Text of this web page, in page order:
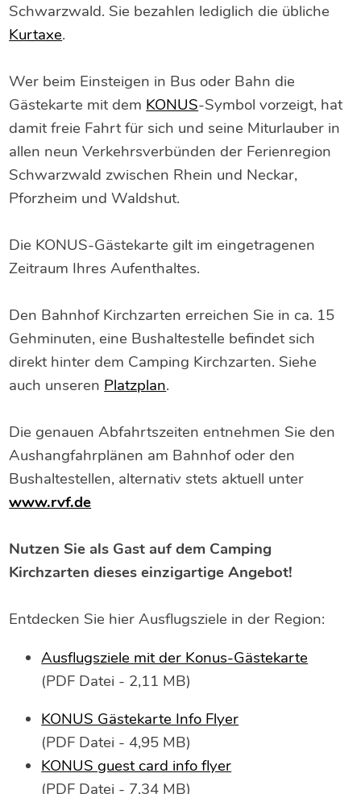
Schwarzwald. Sie bezahlen lediglich die übliche
Kurtaxe.
Wer beim Einsteigen in Bus oder Bahn die
Gästekarte mit dem KONUS-Symbol vorzeigt, hat
damit freie Fahrt für sich und seine Miturlauber in
allen neun Verkehrsverbünden der Ferienregion
Schwarzwald zwischen Rhein und Neckar,
Pforzheim und Waldshut.
Die KONUS-Gästekarte gilt im eingetragenen
Zeitraum Ihres Aufenthaltes.
Den Bahnhof Kirchzarten erreichen Sie in ca. 15
Gehminuten, eine Bushaltestelle befindet sich
direkt hinter dem Camping Kirchzarten. Siehe
auch unseren Platzplan.
Die genauen Abfahrtszeiten entnehmen Sie den
Aushangfahrplänen am Bahnhof oder den
Bushaltestellen, alternativ stets aktuell unter
www.rvf.de
Nutzen Sie als Gast auf dem Camping
Kirchzarten dieses einzigartige Angebot!
Entdecken Sie hier Ausflugsziele in der Region:
Ausflugsziele mit der Konus-Gästekarte
(PDF Datei - 2,11 MB)
KONUS Gästekarte Info Flyer
(PDF Datei - 4,95 MB)
KONUS guest card info flyer
(PDF Datei - 7,34 MB)